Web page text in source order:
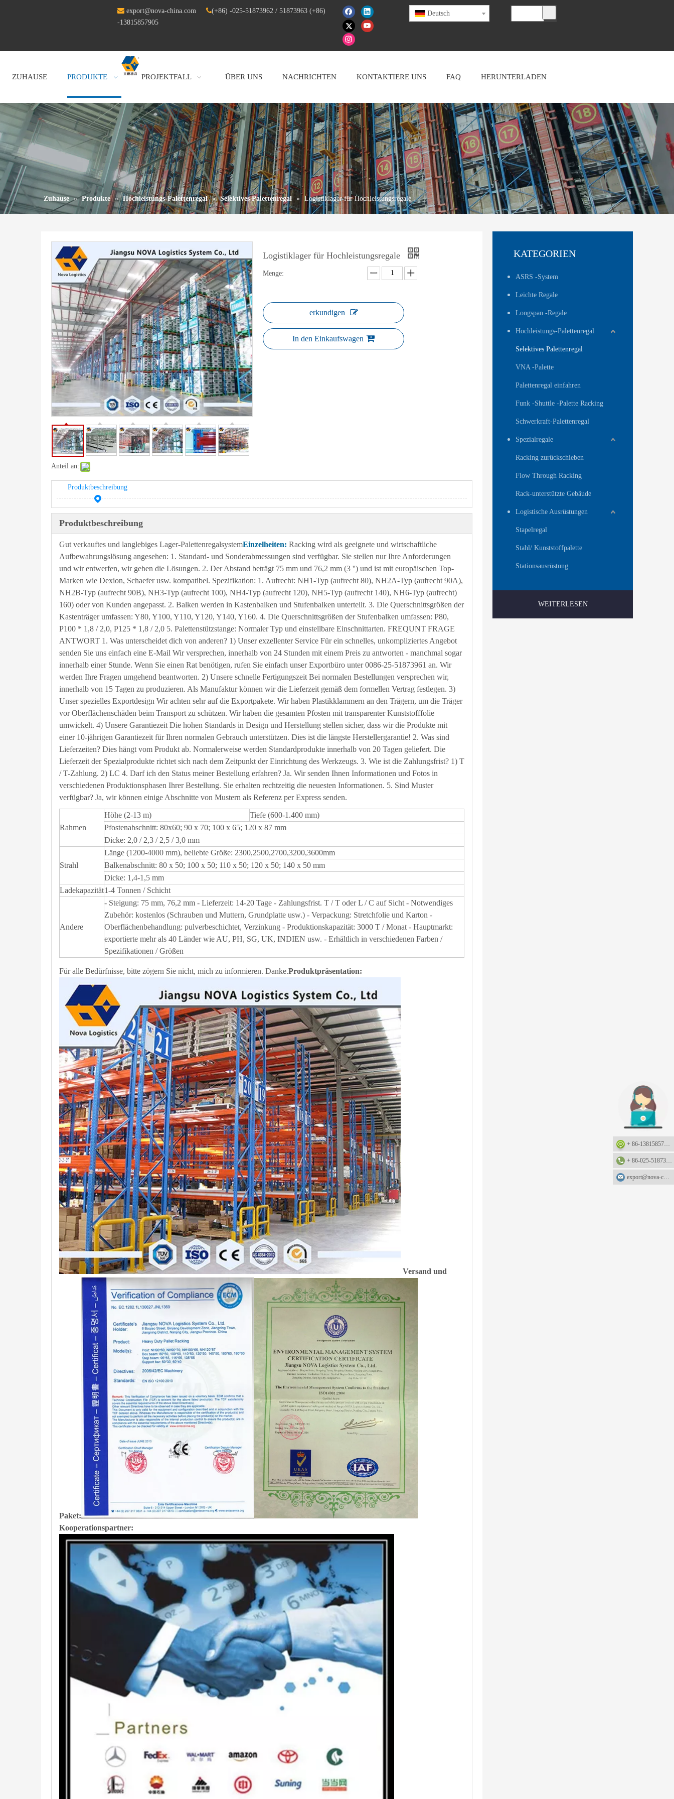
 export@nova-china.com (+86) -025-51873962 / 51873963 (+86)
-13815857905
Deutsch
ZUHAUSE PRODUKTE PROJEKTFALL ÜBER UNS NACHRICHTEN KONTAKTIERE UNS FAQ HERUNTERLADEN
Zuhause » Produkte » Hochleistungs-Palettenregal » Selektives Palettenregal » Logistiklager für Hochleistungsregale
Anteil an:
Logistiklager für Hochleistungsregale
Menge:
erkundigen
In den Einkaufswagen
Produktbeschreibung
Produktbeschreibung
Gut verkauftes und langlebiges Lager-PalettenregalsystemEinzelheiten: Racking wird als geeignete und wirtschaftliche
Aufbewahrungslösung angesehen: 1. Standard- und Sonderabmessungen sind verfügbar. Sie stellen nur Ihre Anforderungen
und wir entwerfen, wir geben die Lösungen. 2. Der Abstand beträgt 75 mm und 76,2 mm (3 '') und ist mit europäischen Top-
Marken wie Dexion, Schaefer usw. kompatibel. Spezifikation: 1. Aufrecht: NH1-Typ (aufrecht 80), NH2A-Typ (aufrecht 90A),
NH2B-Typ (aufrecht 90B), NH3-Typ (aufrecht 100), NH4-Typ (aufrecht 120), NH5-Typ (aufrecht 140), NH6-Typ (aufrecht)
160) oder von Kunden angepasst. 2. Balken werden in Kastenbalken und Stufenbalken unterteilt. 3. Die Querschnittsgrößen der
Kastenträger umfassen: Y80, Y100, Y110, Y120, Y140, Y160. 4. Die Querschnittsgrößen der Stufenbalken umfassen: P80,
P100 * 1,8 / 2,0, P125 * 1,8 / 2,0 5. Palettenstützstange: Normaler Typ und einstellbare Einschnittarten. FREQUNT FRAGE
ANTWORT 1. Was unterscheidet dich von anderen? 1) Unser exzellenter Service Für ein schnelles, unkompliziertes Angebot
senden Sie uns einfach eine E-Mail Wir versprechen, innerhalb von 24 Stunden mit einem Preis zu antworten - manchmal sogar
innerhalb einer Stunde. Wenn Sie einen Rat benötigen, rufen Sie einfach unser Exportbüro unter 0086-25-51873961 an. Wir
werden Ihre Fragen umgehend beantworten. 2) Unsere schnelle Fertigungszeit Bei normalen Bestellungen versprechen wir,
innerhalb von 15 Tagen zu produzieren. Als Manufaktur können wir die Lieferzeit gemäß dem formellen Vertrag festlegen. 3)
Unser spezielles Exportdesign Wir achten sehr auf die Exportpakete. Wir haben Plastikklammern an den Trägern, um die Träger
vor Oberflächenschäden beim Transport zu schützen. Wir haben die gesamten Pfosten mit transparenter Kunststofffolie
umwickelt. 4) Unsere Garantiezeit Die hohen Standards in Design und Herstellung stellen sicher, dass wir die Produkte mit
einer 10-jährigen Garantiezeit für Ihren normalen Gebrauch unterstützen. Dies ist die längste Herstellergarantie! 2. Was sind
Lieferzeiten? Dies hängt vom Produkt ab. Normalerweise werden Standardprodukte innerhalb von 20 Tagen geliefert. Die
Lieferzeit der Spezialprodukte richtet sich nach dem Zeitpunkt der Einrichtung des Werkzeugs. 3. Wie ist die Zahlungsfrist? 1) T
/ T-Zahlung. 2) LC 4. Darf ich den Status meiner Bestellung erfahren? Ja. Wir senden Ihnen Informationen und Fotos in
verschiedenen Produktionsphasen Ihrer Bestellung. Sie erhalten rechtzeitig die neuesten Informationen. 5. Sind Muster
verfügbar? Ja, wir können einige Abschnitte von Mustern als Referenz per Express senden.
Rahmen
Höhe (2-13 m)
Tiefe (600-1.400 mm)
Pfostenabschnitt: 80x60; 90 x 70; 100 x 65; 120 x 87 mm
Dicke: 2,0 / 2,3 / 2,5 / 3,0 mm
Strahl
Länge (1200-4000 mm), beliebte Größe: 2300,2500,2700,3200,3600mm
Balkenabschnitt: 80 x 50; 100 x 50; 110 x 50; 120 x 50; 140 x 50 mm
Dicke: 1,4-1,5 mm
Ladekapazität1-4 Tonnen / Schicht
Andere
- Steigung: 75 mm, 76,2 mm - Lieferzeit: 14-20 Tage - Zahlungsfrist. T / T oder L / C auf Sicht - Notwendiges
Zubehör: kostenlos (Schrauben und Muttern, Grundplatte usw.) - Verpackung: Stretchfolie und Karton -
Oberflächenbehandlung: pulverbeschichtet, Verzinkung - Produktionskapazität: 3000 T / Monat - Hauptmarkt:
exportierte mehr als 40 Länder wie AU, PH, SG, UK, INDIEN usw. - Erhältlich in verschiedenen Farben /
Spezifikationen / Größen
Für alle Bedürfnisse, bitte zögern Sie nicht, mich zu informieren. Danke.Produktpräsentation:
Versand und
Paket:
Kooperationspartner:
KATEGORIEN
ASRS -System
Leichte Regale
Longspan -Regale
Hochleistungs-Palettenregal
Selektives Palettenregal
VNA -Palette
Palettenregal einfahren
Funk -Shuttle -Palette Racking
Schwerkraft-Palettenregal
Spezialregale
Racking zurückschieben
Flow Through Racking
Rack-unterstützte Gebäude
Logistische Ausrüstungen
Stapelregal
Stahl/ Kunststoffpalette
Stationsausrüstung
WEITERLESEN